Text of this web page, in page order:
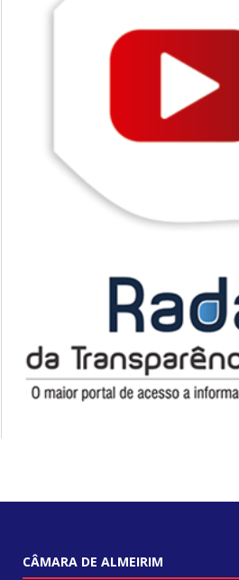
CÂMARA DE ALMEIRIM